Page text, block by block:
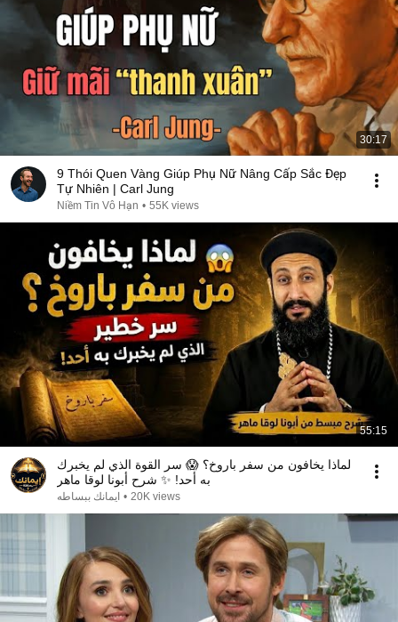
30:17
9 Thói Quen Vàng Giúp Phụ Nữ Nâng Cấp Sắc Đẹp
Tự Nhiên | Carl Jung
Niềm Tin Vô Hạn • 55K views
55:15
لماذا يخافون من سفر باروخ؟ 😱 سر القوة الذي لم يخبرك
به أحد! ✨ شرح أبونا لوقا ماهر
ايمانك ببساطه • 20K views